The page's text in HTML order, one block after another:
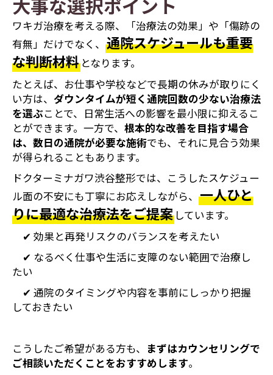
ワキガ治療を考える際、「治療法の効果」や「傷跡の
有無」だけでなく、 通院スケジュールも重要
な判断材料 となります。
たとえば、お仕事や学校などで長期の休みが取りにく
い方は、 ダウンタイムが短く通院回数の少ない治療法
を選ぶことで、日常生活への影響を最小限に抑えるこ
とができます。一方で、 根本的な改善を目指す場合
は、数日の通院が必要な施術でも、それに見合う効果
が得られることもあります。
ドクターミナガワ渋谷整形では、こうしたスケジュー
ル面の不安にも丁寧にお応えしながら、 一人ひと
りに最適な治療法をご提案 しています。
✔ 効果と再発リスクのバランスを考えたい
✔ なるべく仕事や生活に支障のない範囲で治療し
たい
✔ 通院のタイミングや内容を事前にしっかり把握
しておきたい
こうしたご希望がある方も、
まずはカウンセリングで
ご相談いただくことをおすすめします。